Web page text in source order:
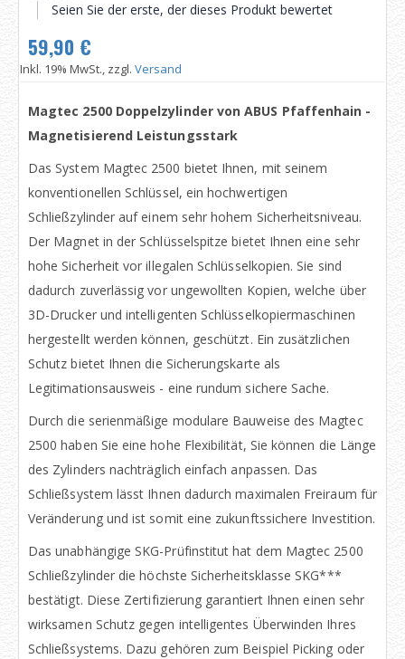
Seien Sie der erste, der dieses Produkt bewertet
59,90 €
Inkl. 19% MwSt., zzgl. Versand
Magtec 2500 Doppelzylinder von ABUS Pfaffenhain -
Magnetisierend Leistungsstark
Das System Magtec 2500 bietet Ihnen, mit seinem
konventionellen Schlüssel, ein hochwertigen
Schließzylinder auf einem sehr hohem Sicherheitsniveau.
Der Magnet in der Schlüsselspitze bietet Ihnen eine sehr
hohe Sicherheit vor illegalen Schlüsselkopien. Sie sind
dadurch zuverlässig vor ungewollten Kopien, welche über
3D-Drucker und intelligenten Schlüsselkopiermaschinen
hergestellt werden können, geschützt. Ein zusätzlichen
Schutz bietet Ihnen die Sicherungskarte als
Legitimationsausweis - eine rundum sichere Sache.
Durch die serienmäßige modulare Bauweise des Magtec
2500 haben Sie eine hohe Flexibilität, Sie können die Länge
des Zylinders nachträglich einfach anpassen. Das
Schließsystem lässt Ihnen dadurch maximalen Freiraum für
Veränderung und ist somit eine zukunftssichere Investition.
Das unabhängige SKG-Prüfinstitut hat dem Magtec 2500
Schließzylinder die höchste Sicherheitsklasse SKG***
bestätigt. Diese Zertifizierung garantiert Ihnen einen sehr
wirksamen Schutz gegen intelligentes Überwinden Ihres
Schließsystems. Dazu gehören zum Beispiel Picking oder